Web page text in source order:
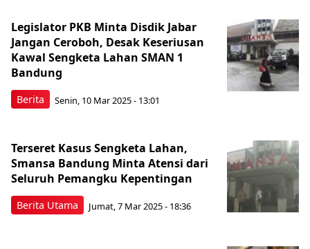
Berita
Legislator PKB Minta Disdik Jabar
Jangan Ceroboh, Desak Keseriusan
Kawal Sengketa Lahan SMAN 1
Bandung
Senin, 10 Mar 2025 - 13:01
Berita Utama
Terseret Kasus Sengketa Lahan,
Smansa Bandung Minta Atensi dari
Seluruh Pemangku Kepentingan
Jumat, 7 Mar 2025 - 18:36